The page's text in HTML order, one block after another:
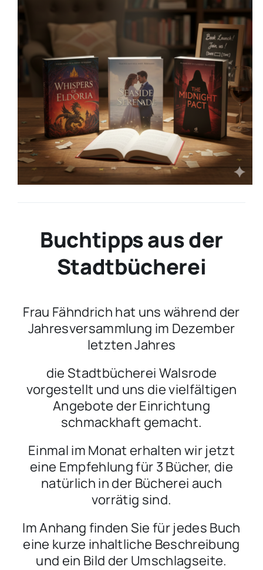
Buchtipps aus der
Stadtbücherei
Frau Fähndrich hat uns während der
Jahresversammlung im Dezember
letzten Jahres
die Stadtbücherei Walsrode
vorgestellt und uns die vielfältigen
Angebote der Einrichtung
schmackhaft gemacht.
Einmal im Monat erhalten wir jetzt
eine Empfehlung für 3 Bücher, die
natürlich in der Bücherei auch
vorrätig sind.
Im Anhang finden Sie für jedes Buch
eine kurze inhaltliche Beschreibung
und ein Bild der Umschlagseite.